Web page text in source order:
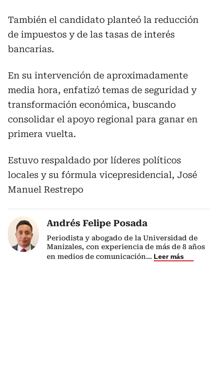
También el candidato planteó la reducción
de impuestos y de las tasas de interés
bancarias.
En su intervención de aproximadamente
media hora, enfatizó temas de seguridad y
transformación económica, buscando
consolidar el apoyo regional para ganar en
primera vuelta.
Estuvo respaldado por líderes políticos
locales y su fórmula vicepresidencial, José
Manuel Restrepo
Andrés Felipe Posada
Periodista y abogado de la Universidad de
Manizales, con experiencia de más de 8 años
en medios de comunicación... Leer más